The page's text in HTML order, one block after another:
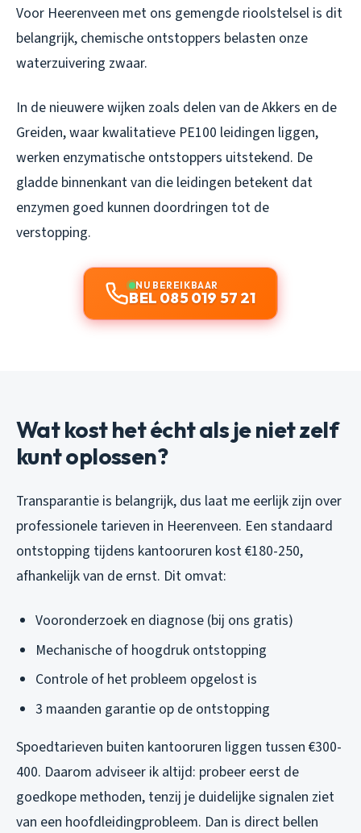
Voor Heerenveen met ons gemengde rioolstelsel is dit
belangrijk, chemische ontstoppers belasten onze
waterzuivering zwaar.
In de nieuwere wijken zoals delen van de Akkers en de
Greiden, waar kwalitatieve PE100 leidingen liggen,
werken enzymatische ontstoppers uitstekend. De
gladde binnenkant van die leidingen betekent dat
enzymen goed kunnen doordringen tot de
verstopping.
NU BEREIKBAAR
BEL 085 019 57 21
Wat kost het écht als je niet zelf
kunt oplossen?
Transparantie is belangrijk, dus laat me eerlijk zijn over
professionele tarieven in Heerenveen. Een standaard
ontstopping tijdens kantooruren kost €180-250,
afhankelijk van de ernst. Dit omvat:
Vooronderzoek en diagnose (bij ons gratis)
Mechanische of hoogdruk ontstopping
Controle of het probleem opgelost is
3 maanden garantie op de ontstopping
Spoedtarieven buiten kantooruren liggen tussen €300-
400. Daarom adviseer ik altijd: probeer eerst de
goedkope methoden, tenzij je duidelijke signalen ziet
van een hoofdleidingprobleem. Dan is direct bellen